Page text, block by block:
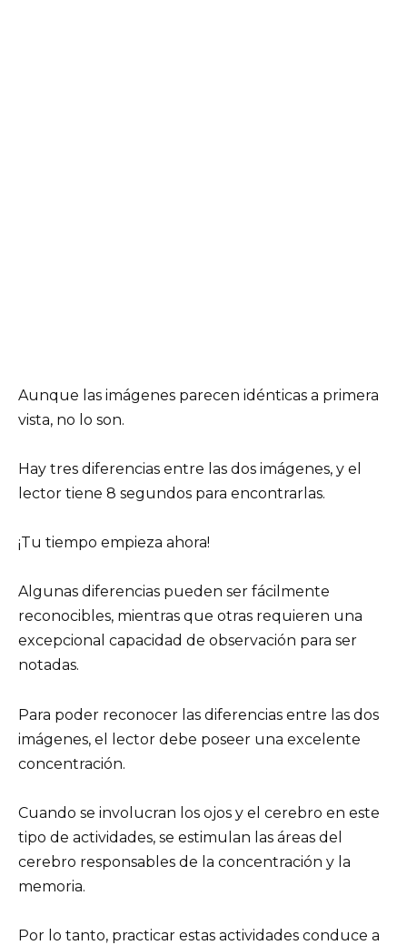
Aunque las imágenes parecen idénticas a primera
vista, no lo son.
Hay tres diferencias entre las dos imágenes, y el
lector tiene 8 segundos para encontrarlas.
¡Tu tiempo empieza ahora!
Algunas diferencias pueden ser fácilmente
reconocibles, mientras que otras requieren una
excepcional capacidad de observación para ser
notadas.
Para poder reconocer las diferencias entre las dos
imágenes, el lector debe poseer una excelente
concentración.
Cuando se involucran los ojos y el cerebro en este
tipo de actividades, se estimulan las áreas del
cerebro responsables de la concentración y la
memoria.
Por lo tanto, practicar estas actividades conduce a